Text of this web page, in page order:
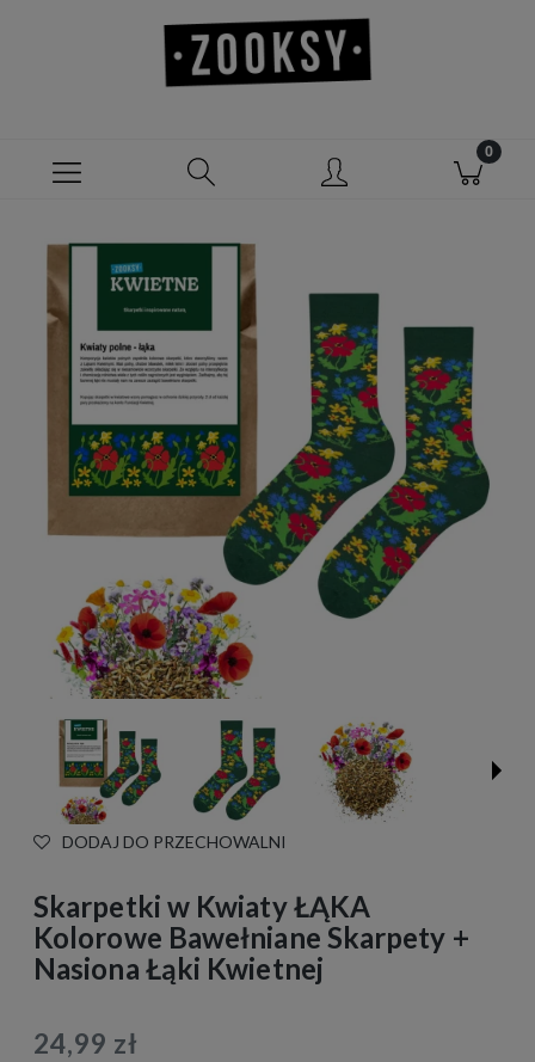
DODAJ DO PRZECHOWALNI
Skarpetki w Kwiaty ŁĄKA
Kolorowe Bawełniane Skarpety +
Nasiona Łąki Kwietnej
24,99 zł